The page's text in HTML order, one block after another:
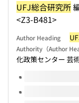
UFJ総合研究所
<Z3-B481>
Author Heading
Authority（Author
化政策センター 芸
Volumes of this title